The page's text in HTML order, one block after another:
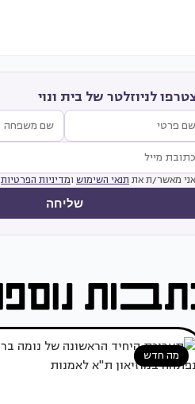
לניוזלטר של בית ונוי
אני מאשר/ת את תנאי השימוש ומדיניות הפרטיות
שליחה
מה חדש